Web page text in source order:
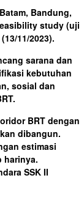
Bandung,
study (uji
11/2023).
sarana dan
kebutuhan
sosial dan
BRT dengan
dibangun.
estimasi
harinya.
SSK II